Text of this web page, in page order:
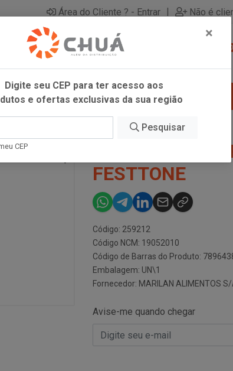
Área do Cliente ? - Entrar | Não é
0
PANETTONE
FESTTONE
Código: 259212
Código NCM: 19052010
Código de Barras do Produto:
Embalagem: UN\1
Fornecedor: MARILAN ALIMENTOS
Avise-me quando chegar
×
Digite seu CEP para ter acesso aos
e ofertas exclusivas da sua região
Pesquisar
CEP